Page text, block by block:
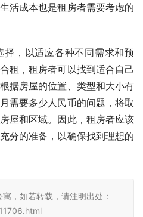
活成本也是租房者需要考虑的
，以适应各种不同需求和预
租，租房者可以找到适合自己
据房屋的位置、类型和大小有
需要多少人民币的问题，将取
屋和区域。因此，租房者应该
分的准备，以确保找到理想的
，如若转载，请注明出处：